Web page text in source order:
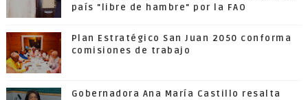
país "libre de hambre" por la FAO
Plan Estratégico San Juan 2050 conforma
comisiones de trabajo
Gobernadora Ana María Castillo resalta